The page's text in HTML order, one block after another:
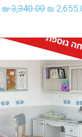
₪3,340.00
המחיר
היה:
₪ 3,340.00.
₪
נוספת - התקשר